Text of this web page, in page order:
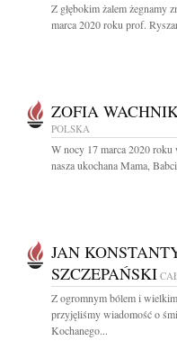
Z głębokim żalem żegnamy
marca 2020 roku prof.
ZOFIA
POLSKA
W nocy 17 marca 2020 roku
nasza ukochana Mama,
JAN
SZCZEPAŃSKI
Z ogromnym bólem i
przyjęliśmy wiadomość o
Kochanego...